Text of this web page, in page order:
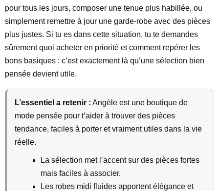
pour tous les jours, composer une tenue plus habillée, ou
simplement remettre à jour une garde-robe avec des pièces
plus justes. Si tu es dans cette situation, tu te demandes
sûrement quoi acheter en priorité et comment repérer les
bons basiques : c’est exactement là qu’une sélection bien
pensée devient utile.
L’essentiel a retenir : Angèle est une boutique de
mode pensée pour t’aider à trouver des pièces
tendance, faciles à porter et vraiment utiles dans la vie
réelle.
La sélection met l’accent sur des pièces fortes
mais faciles à associer.
Les robes midi fluides apportent élégance et